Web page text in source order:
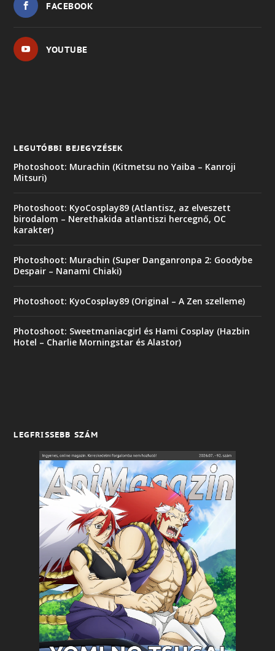
FACEBOOK
YOUTUBE
LEGUTÓBBI BEJEGYZÉSEK
Photoshoot: Murachin (Kitmetsu no Yaiba – Kanroji
Mitsuri)
Photoshoot: KyoCosplay89 (Atlantisz, az elveszett
birodalom – Nerethakida atlantiszi hercegnő, OC
karakter)
Photoshoot: Murachin (Super Danganronpa 2: Goodybe
Despair – Nanami Chiaki)
Photoshoot: KyoCosplay89 (Original – A Zen szelleme)
Photoshoot: Sweetmaniacgirl és Hami Cosplay (Hazbin
Hotel – Charlie Morningstar és Alastor)
LEGFRISSEBB SZÁM